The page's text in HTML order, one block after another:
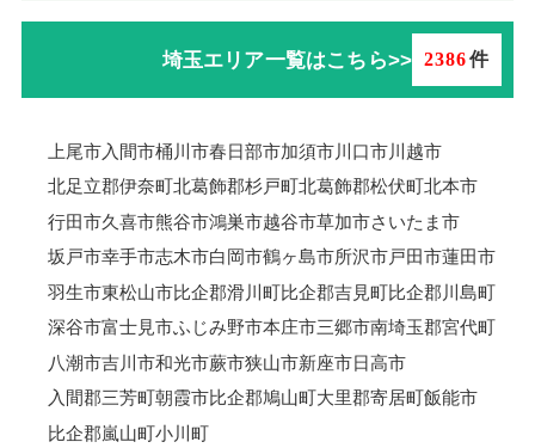
埼玉エリア一覧はこちら>> 2386件
上尾市入間市桶川市春日部市加須市川口市川越市
北足立郡伊奈町北葛飾郡杉戸町北葛飾郡松伏町北本市
行田市久喜市熊谷市鴻巣市越谷市草加市さいたま市
坂戸市幸手市志木市白岡市鶴ヶ島市所沢市戸田市蓮田市
羽生市東松山市比企郡滑川町比企郡吉見町比企郡川島町
深谷市富士見市ふじみ野市本庄市三郷市南埼玉郡宮代町
八潮市吉川市和光市蕨市狭山市新座市日高市
入間郡三芳町朝霞市比企郡鳩山町大里郡寄居町飯能市
比企郡嵐山町小川町